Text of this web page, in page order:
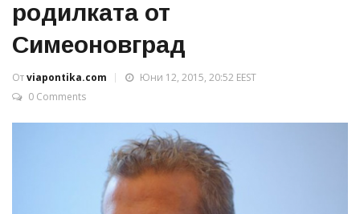
родилката от
Симеоновград
Отviapontika.com
Юни 12, 2015, 20:52 EEST
0 Comments